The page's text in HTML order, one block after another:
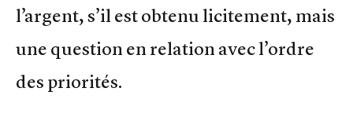
l’argent, s’il est obtenu licitement, mais
une question en relation avec l’ordre
des priorités.